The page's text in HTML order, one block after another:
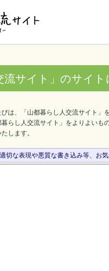
流サイト」のサイ
びは、「山都暮らし人交流サイト」
暮らし人交流サイト」をよりよい
します。
切な表現や悪質な書き込み等、お